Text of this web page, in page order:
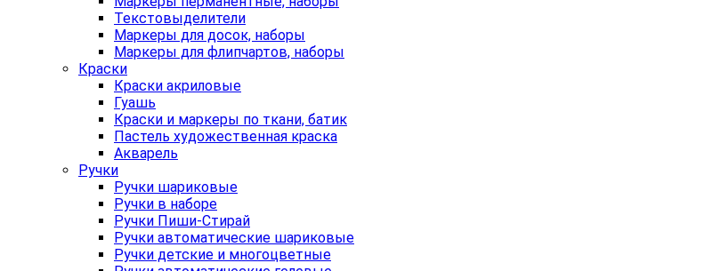
Текстовыделители
Маркеры для досок, наборы
Маркеры для флипчартов, наборы
Краски
Краски акриловые
Гуашь
Краски и маркеры по ткани, батик
Пастель художественная краска
Акварель
Ручки
Ручки шариковые
Ручки в наборе
Ручки Пиши-Стирай
Ручки автоматические шариковые
Ручки детские и многоцветные